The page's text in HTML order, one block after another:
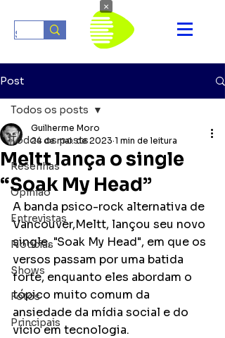
Post
Todos os posts
Resenhas
Opinião
Entrevistas
Notícias
Shows
Fotos
Principais
Todos os posts
Meltt lança o single
“Soak My Head”
Guilherme Moro
24 de mai. de 2023 1 min de leitura
A banda psico-rock alternativa de
Vancouver,Meltt, lançou seu novo
single, "Soak My Head", em que os
versos passam por uma batida
forte, enquanto eles abordam o
tópico muito comum da
ansiedade da mídia social e do
vício em tecnologia.
×